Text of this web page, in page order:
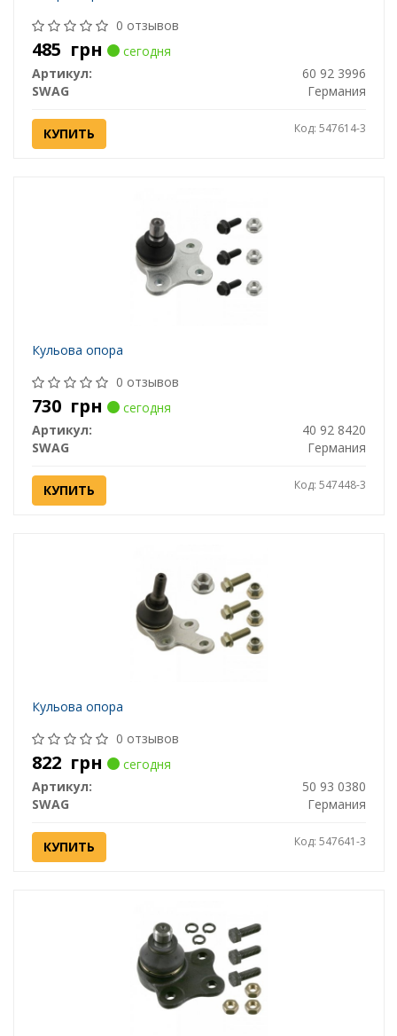
0 отзывов
485 грн
сегодня
Артикул:
60 92 3996
SWAG
Германия
КУПИТЬ Код: 547614-3
Кульова опора
0 отзывов
730 грн
сегодня
Артикул:
40 92 8420
SWAG
Германия
КУПИТЬ Код: 547448-3
Кульова опора
0 отзывов
822 грн
сегодня
Артикул:
50 93 0380
SWAG
Германия
КУПИТЬ Код: 547641-3